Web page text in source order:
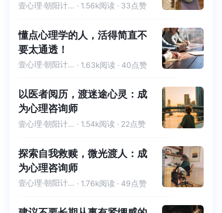
壹心理·朝阳计划-优秀学员 · 1.56k阅读 · 33点赞
懂点心理学的人，活得简直不
要太通透！
壹心理·朝阳计划-优秀学员 · 1.63k阅读 · 40点赞
以医者阅历，渡迷途心灵：成
为心理咨询师
壹心理·朝阳计划-优秀学员 · 1.54k阅读 · 22点赞
探索自我救赎，微光渡人：成
为心理咨询师
壹心理·朝阳计划-优秀学员 · 1.76k阅读 · 49点赞